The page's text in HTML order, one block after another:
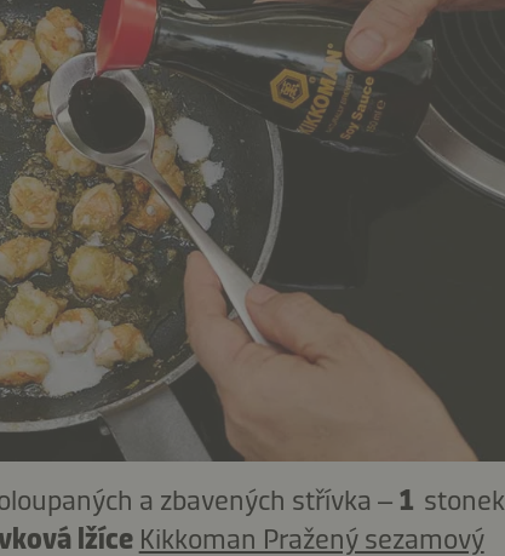
a zbavených střívka – 1 stonek
lžíce Kikkoman Pražený sezamový